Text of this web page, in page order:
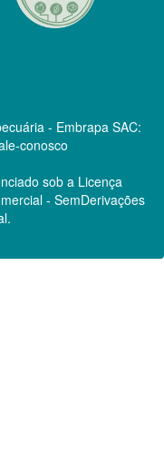
- Embrapa SAC:
conosco
sob a Licença
- SemDerivações